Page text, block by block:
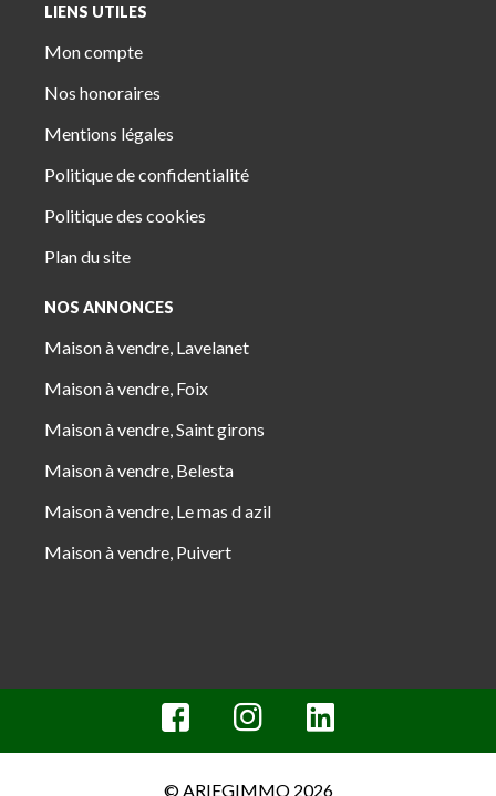
LIENS UTILES
Mon compte
Nos honoraires
Mentions légales
Politique de confidentialité
Politique des cookies
Plan du site
NOS ANNONCES
Maison à vendre, Lavelanet
Maison à vendre, Foix
Maison à vendre, Saint girons
Maison à vendre, Belesta
Maison à vendre, Le mas d azil
Maison à vendre, Puivert
© ARIEGIMMO 2026